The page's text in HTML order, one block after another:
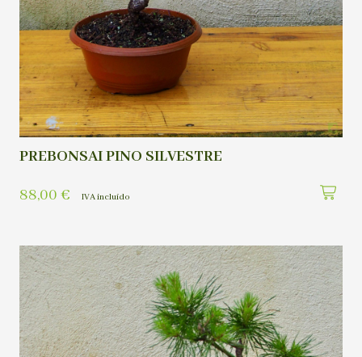
PREBONSAI PINO SILVESTRE
88,00 € IVA incluído